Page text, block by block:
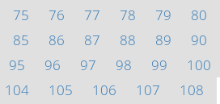
75 76 77 78 79
80
85 86 87 88 89
90
95 96 97 98 99
100
104 105 106 107
108